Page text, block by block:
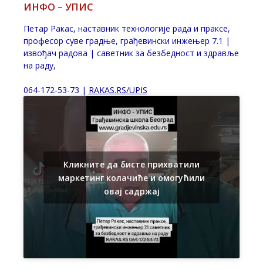
ИНФО – УПИС
Петар Ракас, наставник технологије рада и праксе,
професор суве градње, грађевински инжењер 7.1 |
извођач радова | саветник за безбедност и здравље
на раду,
064-172-53-73 | RAKAS.RS/UPIS
Кликните да бисте прихватили
маркетинг колачиће и омогућили
овај садржај